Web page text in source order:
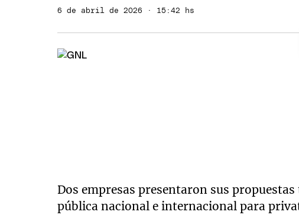
6 de abril de 2026 · 15:42 hs
Dos empresas presentaron sus
pública nacional e internacional para